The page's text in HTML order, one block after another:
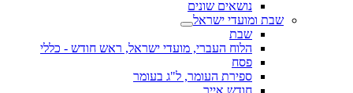
נושאים שונים
שבת ומועדי ישראל
שבת
הלוח העברי, מועדי ישראל, ראש חודש - כללי
פסח
ספירת העומר, ל"ג בעומר
חודש אייר